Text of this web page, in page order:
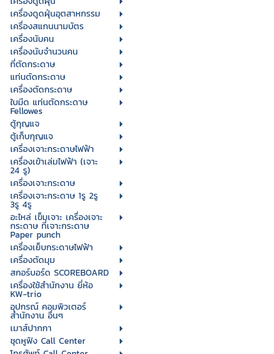
เครื่องดูดฝุ่นอุตสาหกรรม
เครื่องสแกนนามบัตร
เครื่องนับคน
เครื่องนับจํานวนคน
ที่ตัดกระดาษ
แท่นตัดกระดาษ
เครื่องตัดกระดาษ
ใบมีด แท่นตัดกระดาษ
Fellowes
ตู้กุญแจ
ตู้เก็บกุญแจ
เครื่องเจาะกระดาษไฟฟ้า
เครื่องเข้าเล่มไฟฟ้า (เจาะ
24 รู)
เครื่องเจาะกระดาษ
เครื่องเจาะกระดาษ 1รู 2รู
3รู 4รู
อะไหล่ เข็มเจาะ เครื่องเจาะ
กระดาษ ที่เจาะกระดาษ
Paper punch
เครื่องเย็บกระดาษไฟฟ้า
เครื่องตัดมุม
สกอร์บอร์ด SCOREBOARD
เครื่องใช้สำนักงาน ยี่ห้อ
KW-trio
อุปกรณ์ คอมพิวเตอร์
สำนักงาน อื่นๆ
เมาส์ปากกา
ชุดหูฟัง Call Center